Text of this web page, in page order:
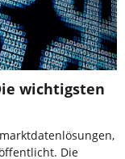
wichtigsten
Die